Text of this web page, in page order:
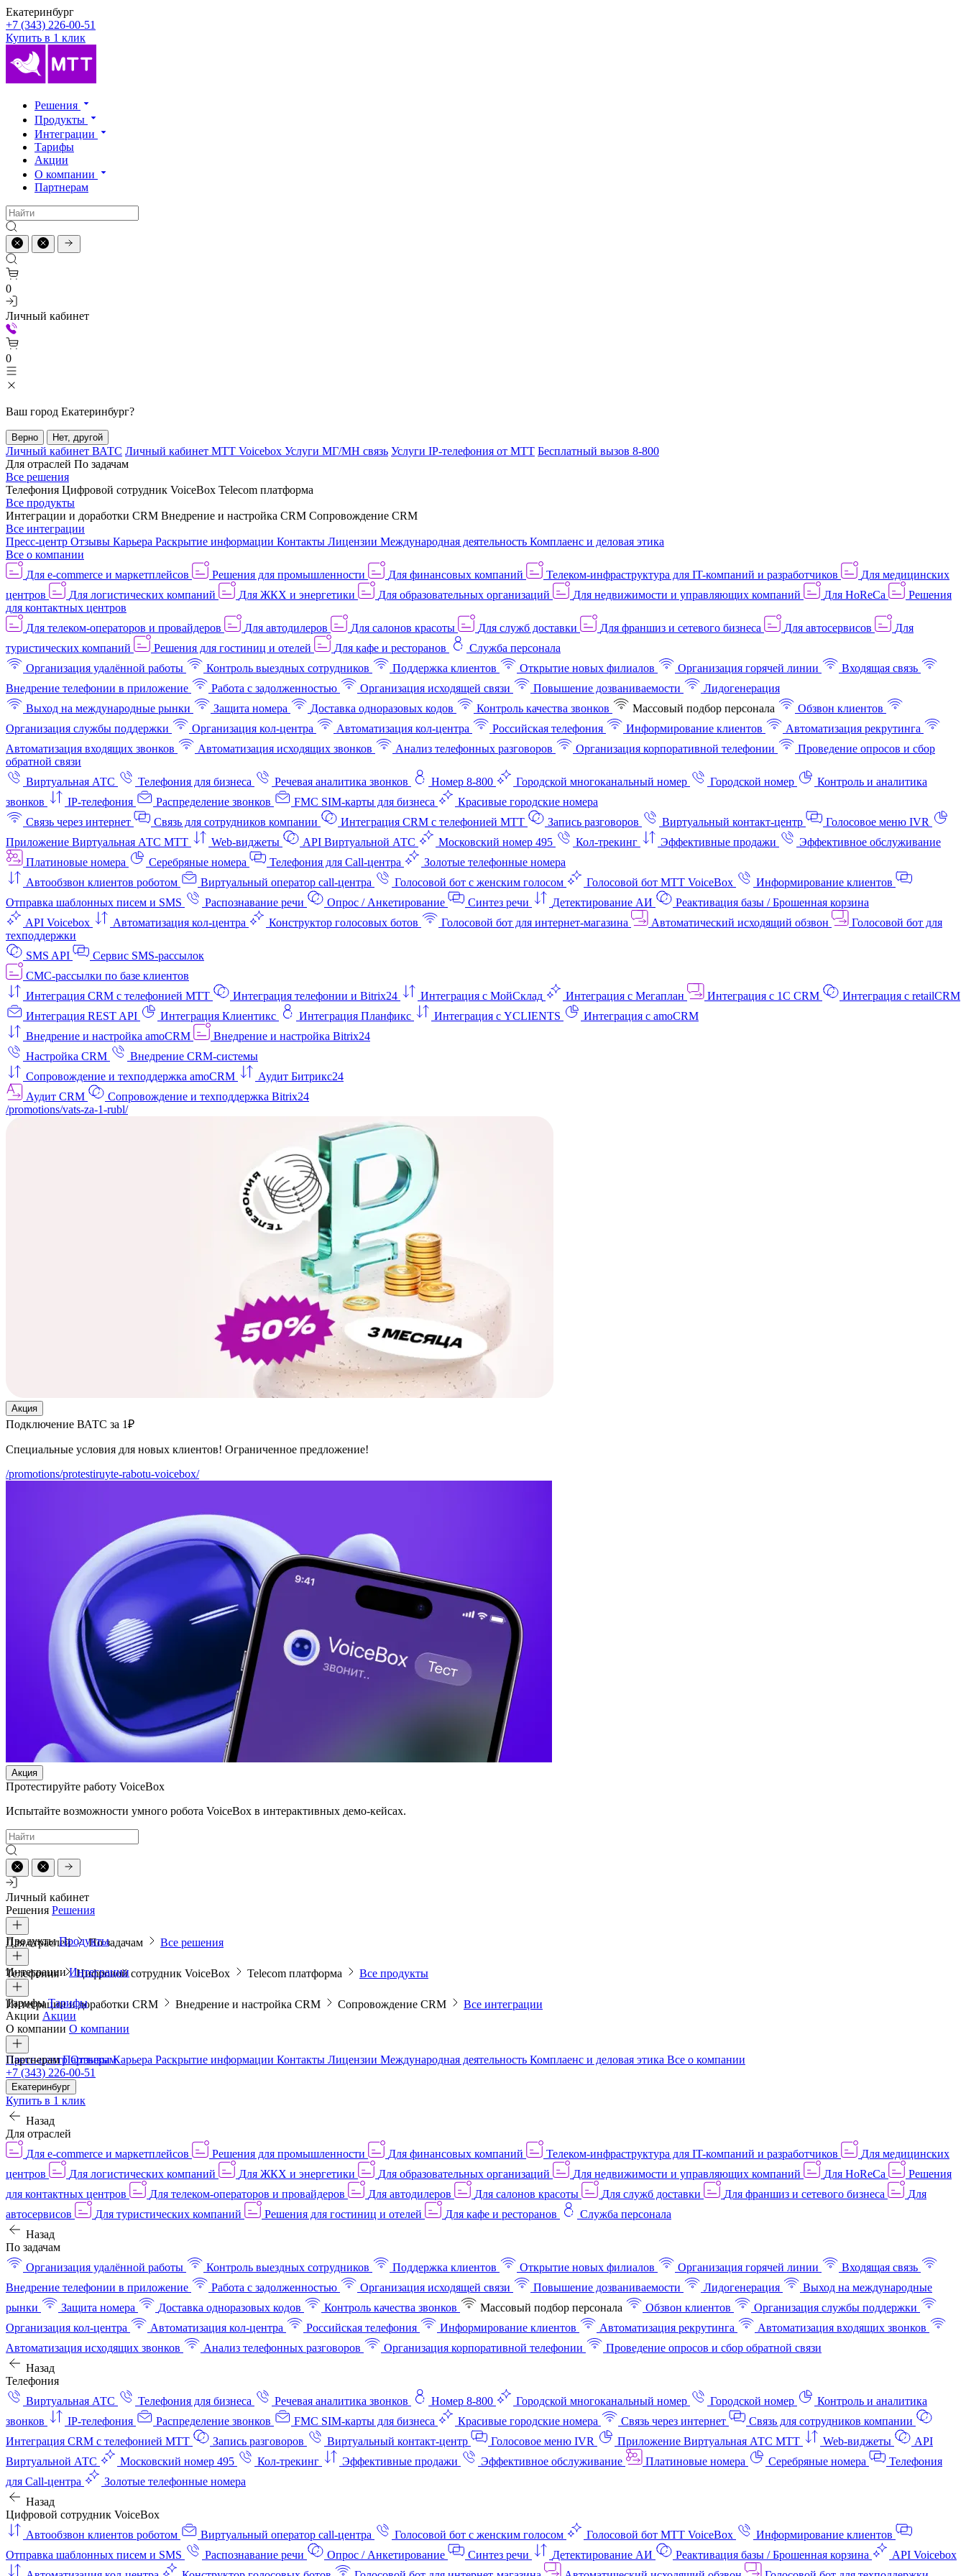
Екатеринбург
+7 (343) 226-00-51
Купить в 1 клик
Решения
Продукты
Интеграции
Тарифы
Акции
О компании
Партнерам
0
Личный кабинет
0
Ваш город Екатеринбург?
Верно Нет, другой
Личный кабинет ВАТС Личный кабинет МТТ Voicebox Услуги МГ/МН связь Услуги IP-телефония от МТТ Бесплатный вызов 8-800
Для отраслей По задачам
Все решения
Телефония Цифровой сотрудник VoiceBox Telecom платформа
Все продукты
Интеграции и доработки CRM Внедрение и настройка CRM Сопровождение CRM
Все интеграции
Пресс-центр Отзывы Карьера Раскрытие информации Контакты Лицензии Международная деятельность Комплаенс и деловая этика
Все о компании
Для e-commerce и маркетплейсов
Решения для промышленности Для финансовых компаний Телеком-инфраструктура для IT-компаний и разработчиков
Для медицинских
центров
Для логистических компаний Для ЖКХ и энергетики Для образовательных организаций Для недвижимости и управляющих компаний Для HoReCa
Решения
для контактных центров
Для телеком-операторов и провайдеров
Для автодилеров Для салонов красоты Для служб доставки Для франшиз и сетевого бизнеса Для автосервисов
Для
туристических компаний
Решения для гостиниц и отелей Для кафе и ресторанов
Служба персонала
Организация удалённой работы
Контроль выездных сотрудников Поддержка клиентов Открытие новых филиалов Организация горячей линии
Входящая связь
Внедрение телефонии в приложение
Работа с задолженностью Организация исходящей связи Повышение дозваниваемости
Лидогенерация
Выход на международные рынки
Защита номера Доставка одноразовых кодов Контроль качества звонков Массовый подбор персонала
Обзвон клиентов
Организация службы поддержки
Организация кол-центра Автоматизация кол-центра Российская телефония Информирование клиентов
Автоматизация рекрутинга
Автоматизация входящих звонков
Автоматизация исходящих звонков Анализ телефонных разговоров Организация корпоративной телефонии
Проведение опросов и сбор
обратной связи
Виртуальная АТС
Телефония для бизнеса Речевая аналитика звонков Номер 8-800 Городской многоканальный номер Городской номер
Контроль и аналитика
звонков
IP-телефония Распределение звонков FMC SIM-карты для бизнеса
Красивые городские номера
Связь через интернет
Связь для сотрудников компании Интеграция CRM с телефонией МТТ Запись разговоров Виртуальный контакт‑центр
Голосовое меню IVR
Приложение Виртуальная АТС МТТ
Web-виджеты API Виртуальной АТС Московский номер 495 Кол-трекинг Эффективные продажи
Эффективное обслуживание
Платиновые номера
Серебряные номера Телефония для Call-центра
Золотые телефонные номера
Автообзвон клиентов роботом
Виртуальный оператор call-центра Голосовой бот с женским голосом Голосовой бот МТТ VoiceBox
Информирование клиентов
Отправка шаблонных писем и SMS
Распознавание речи Опрос / Анкетирование Синтез речи Детектирование АИ
Реактивация базы / Брошенная корзина
API Voicebox
Автоматизация кол‑центра Конструктор голосовых ботов Голосовой бот для интернет‑магазина Автоматический исходящий обзвон
Голосовой бот для
техподдержки
SMS API
Сервис SMS-рассылок
СМС-рассылки по базе клиентов
Интеграция CRM с телефонией МТТ
Интеграция телефонии и Bitrix24 Интеграция с МойСклад Интеграция с Мегаплан Интеграция с 1C CRM
Интеграция с retailCRM
Интеграция REST API
Интеграция Клиентикс Интеграция Планфикс Интеграция с YCLIENTS
Интеграция с amoCRM
Внедрение и настройка amoCRM
Внедрение и настройка Bitrix24
Настройка CRM
Внедрение CRM-системы
Сопровождение и техподдержка amoCRM
Аудит Битрикс24
Аудит CRM
Сопровождение и техподдержка Bitrix24
/promotions/vats-za-1-rubl/
Акция
Подключение ВАТС за 1₽
Специальные условия для новых клиентов! Ограниченное предложение!
/promotions/protestiruyte-rabotu-voicebox/
Акция
Протестируйте работу VoiceBox
Испытайте возможности умного робота VoiceBox в интерактивных демо-кейсах.
Личный кабинет
Решения Решения
Для отраслей По задачам Все решения
ПродуктыПродукты
Телефония Цифровой сотрудник VoiceBox Telecom платформа Все продукты
ИнтеграцииИнтеграции
Интеграции и доработки CRM Внедрение и настройка CRM Сопровождение CRM Все интеграции
ТарифыТарифы
Акции Акции
О компании О компании
Пресс-центрОтзывыКарьера Раскрытие информации Контакты Лицензии Международная деятельность Комплаенс и деловая этика Все о компании
ПартнерамПартнерам
+7 (343) 226-00-51
Екатеринбург
Купить в 1 клик
Назад
Для отраслей
Для e-commerce и маркетплейсов
Решения для промышленности Для финансовых компаний Телеком-инфраструктура для IT-компаний и разработчиков
Для медицинских
центров
Для логистических компаний Для ЖКХ и энергетики Для образовательных организаций Для недвижимости и управляющих компаний Для HoReCa
Решения
для контактных центров
Для телеком-операторов и провайдеров Для автодилеров Для салонов красоты Для служб доставки Для франшиз и сетевого бизнеса
Для
автосервисов
Для туристических компаний Решения для гостиниц и отелей Для кафе и ресторанов
Служба персонала
Назад
По задачам
Организация удалённой работы
Контроль выездных сотрудников Поддержка клиентов Открытие новых филиалов Организация горячей линии
Входящая связь
Внедрение телефонии в приложение
Работа с задолженностью Организация исходящей связи Повышение дозваниваемости Лидогенерация
Выход на международные
рынки
Защита номера Доставка одноразовых кодов Контроль качества звонков Массовый подбор персонала Обзвон клиентов
Организация службы поддержки
Организация кол-центра
Автоматизация кол-центра Российская телефония Информирование клиентов Автоматизация рекрутинга
Автоматизация входящих звонков
Автоматизация исходящих звонков
Анализ телефонных разговоров Организация корпоративной телефонии
Проведение опросов и сбор обратной связи
Назад
Телефония
Виртуальная АТС
Телефония для бизнеса Речевая аналитика звонков Номер 8-800 Городской многоканальный номер Городской номер
Контроль и аналитика
звонков
IP-телефония Распределение звонков FMC SIM-карты для бизнеса Красивые городские номера Связь через интернет
Связь для сотрудников компании
Интеграция CRM с телефонией МТТ
Запись разговоров Виртуальный контакт‑центр Голосовое меню IVR Приложение Виртуальная АТС МТТ Web-виджеты
API
Виртуальной АТС
Московский номер 495 Кол-трекинг Эффективные продажи Эффективное обслуживание Платиновые номера Серебряные номера
Телефония
для Call-центра
Золотые телефонные номера
Назад
Цифровой сотрудник VoiceBox
Автообзвон клиентов роботом
Виртуальный оператор call-центра Голосовой бот с женским голосом Голосовой бот МТТ VoiceBox
Информирование клиентов
Отправка шаблонных писем и SMS
Распознавание речи Опрос / Анкетирование Синтез речи Детектирование АИ Реактивация базы / Брошенная корзина
API Voicebox